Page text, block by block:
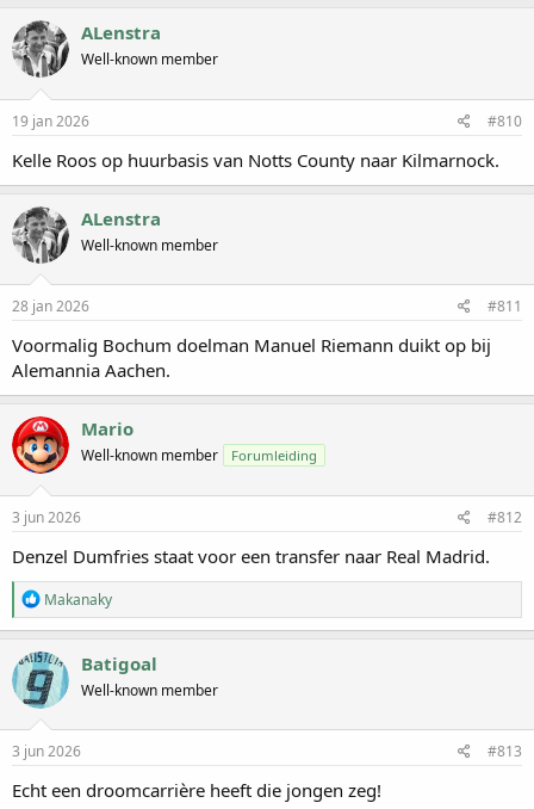
ALenstra
Well-known member
19 jan 2026 #810
Kelle Roos op huurbasis van Notts County naar Kilmarnock.
ALenstra
Well-known member
28 jan 2026 #811
Voormalig Bochum doelman Manuel Riemann duikt op bij
Alemannia Aachen.
Mario
Well-known member Forumleiding
3 jun 2026 #812
Denzel Dumfries staat voor een transfer naar Real Madrid.
W
a
a
r
d
e
r
i
n
e
Makanaky
Batigoal
Well-known member
3 jun 2026 #813
Echt een droomcarrière heeft die jongen zeg!